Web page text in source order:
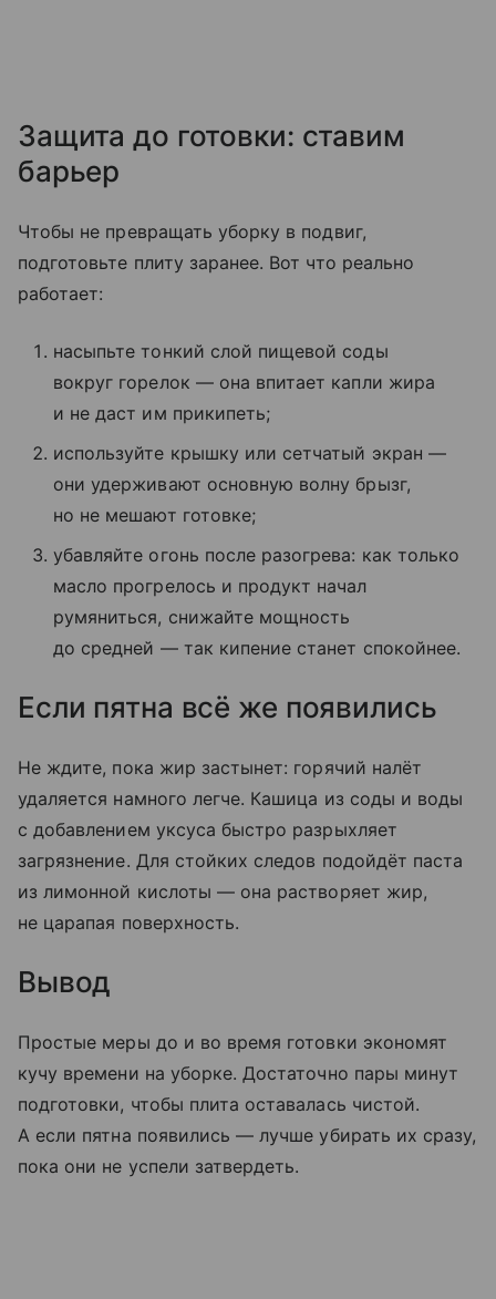
Защита до готовки: ставим
барьер
Чтобы не превращать уборку в подвиг,
подготовьте плиту заранее. Вот что реально
работает:
насыпьте тонкий слой пищевой соды
вокруг горелок — она впитает капли жира
и не даст им прикипеть;
используйте крышку или сетчатый экран —
они удерживают основную волну брызг,
но не мешают готовке;
убавляйте огонь после разогрева: как только
масло прогрелось и продукт начал
румяниться, снижайте мощность
до средней — так кипение станет спокойнее.
Если пятна всё же появились
Не ждите, пока жир застынет: горячий налёт
удаляется намного легче. Кашица из соды и воды
с добавлением уксуса быстро разрыхляет
загрязнение. Для стойких следов подойдёт паста
из лимонной кислоты — она растворяет жир,
не царапая поверхность.
Вывод
Простые меры до и во время готовки экономят
кучу времени на уборке. Достаточно пары минут
подготовки, чтобы плита оставалась чистой.
А если пятна появились — лучше убирать их сразу,
пока они не успели затвердеть.